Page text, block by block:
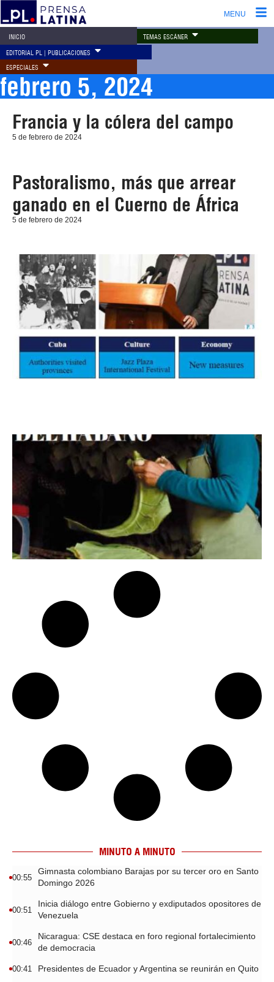
MENU
INICIO TEMAS ESCÁNER
EDITORIAL PL | PUBLICACIONES
ESPECIALES
febrero 5, 2024
Francia y la cólera del campo
5 de febrero de 2024
Pastoralismo, más que arrear
ganado en el Cuerno de África
5 de febrero de 2024
MINUTO A MINUTO
00:55
Gimnasta colombiano Barajas por su tercer oro en Santo
Domingo 2026
00:51
Inicia diálogo entre Gobierno y exdiputados opositores de
Venezuela
00:46
Nicaragua: CSE destaca en foro regional fortalecimiento
de democracia
00:41 Presidentes de Ecuador y Argentina se reunirán en Quito